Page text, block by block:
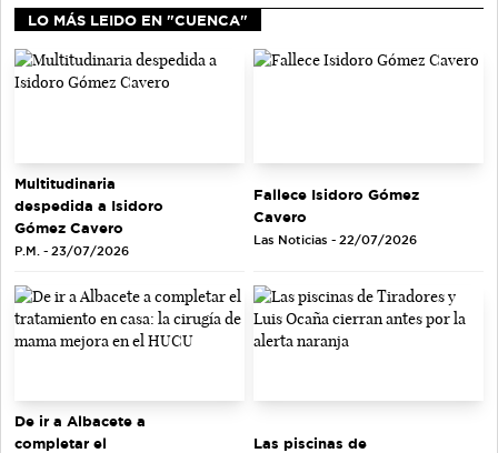
LO MÁS LEIDO EN "CUENCA"
Multitudinaria
despedida a Isidoro
Gómez Cavero
P.M. - 23/07/2026
Fallece Isidoro Gómez
Cavero
Las Noticias - 22/07/2026
De ir a Albacete a
completar el
Las piscinas de